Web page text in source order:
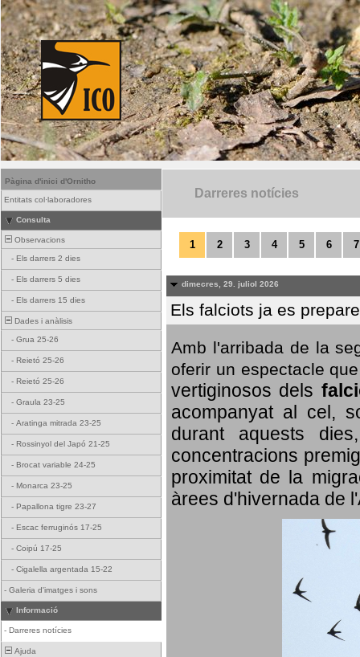
Pàgina d'inici d'Ornitho
Entitats col·laboradores
Consulta
Observacions
- Els darrers 2 dies
- Els darrers 5 dies
- Els darrers 15 dies
Dades i anàlisis
- Grua 25-26
- Reietó 25-26
- Reietó 25-26
- Graula 23-25
- Aratinga mitrada 23-25
- Rossinyol del Japó 21-25
- Brocat variable 24-25
- Monarca 23-25
- Papallona tigre 23-27
- Escac ferruginós 17-25
- Coipú 17-25
- Cigalella argentada 15-22
- Galeria d'imatges i sons
Informació
- Darreres notícies
Ajuda
Darreres notícies
1 2 3 4 5 6 7
dimecres, 29. juliol 2026
Els falciots ja es
Amb l'arribada de la
oferir un espectacle
vertiginosos dels
acompanyat al cel,
durant aquests
concentracions
proximitat de la
àrees d'hivernada de